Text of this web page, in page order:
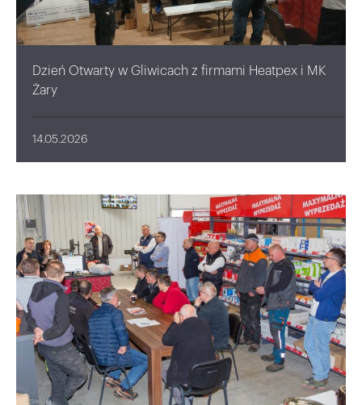
Dzień Otwarty w Gliwicach z firmami Heatpex i MK
Żary
14.05.2026